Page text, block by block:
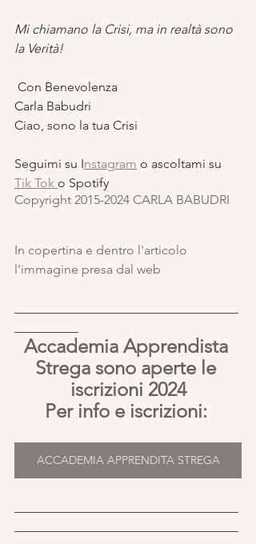
Mi chiamano la Crisi, ma in realtà sono
la Verità!
Con Benevolenza
Carla Babudri
Ciao, sono la tua Crisi
Seguimi su Instagram o ascoltami su
Tik Tok o Spotify
Copyright 2015-2024 CARLA BABUDRI
In copertina e dentro l'articolo
l'immagine presa dal web
Accademia Apprendista
Strega sono aperte le
iscrizioni 2024
Per info e iscrizioni:
ACCADEMIA APPRENDITA STREGA